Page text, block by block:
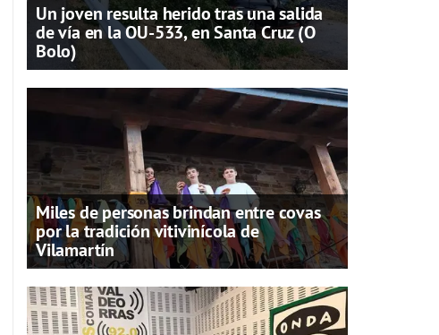
Un joven resulta herido tras una salida
de vía en la OU-533, en Santa Cruz (O
Bolo)
Miles de personas brindan entre covas
por la tradición vitivinícola de
Vilamartín